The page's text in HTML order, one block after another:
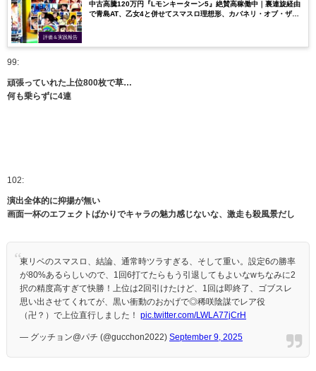
評価＆実践報告
中古高騰120万円『Lモンキーターン5』絶賛高稼働中｜裏連旋経由
で青島AT、乙女4と併せてスマスロ理想形、カバネリ・オブ・ザ・
99:
頑張っていれた上位800枚で草…
何も乗らずに4連
102:
演出全体的に抑揚が無い
画面一杯のエフェクトばかりでキャラの魅力感じないな、激走も殺風景だし
東リベのスマスロ、結論、通常時ツラすぎる、そして重い。設定6の勝率
が80%あるらしいので、1回6打てたらもう引退してもよいなwちなみに2
択の精度高すぎて快勝！上位は2回引けたけど、1回は即終了、ゴブスレ
思い出させてくれてが、黒い衝動のおかげで◎稀咲陰謀でレア役
（卍？）で上位直行しました！ pic.twitter.com/LWLA77jCrH
— グッチョン@パチ (@gucchon2022) September 9, 2025